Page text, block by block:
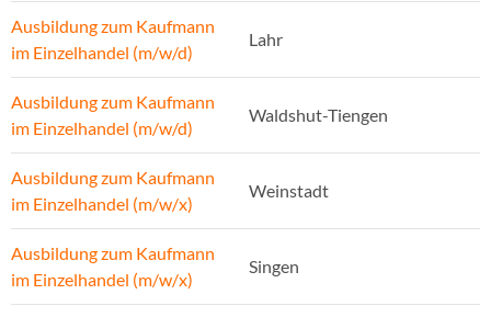
Ausbildung zum Kaufmann
im Einzelhandel (m/w/d)
Lahr
Ausbildung zum Kaufmann
im Einzelhandel (m/w/d)
Waldshut-Tiengen
Ausbildung zum Kaufmann
im Einzelhandel (m/w/x)
Weinstadt
Ausbildung zum Kaufmann
im Einzelhandel (m/w/x)
Singen